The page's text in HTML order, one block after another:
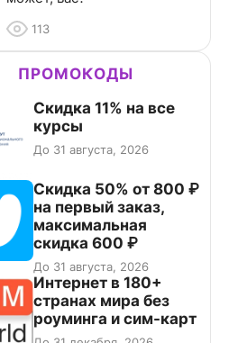
113
ПРОМОКОДЫ
Скидка 11% на все
курсы
До 31 августа, 2026
Скидка 50% от 800 ₽
на первый заказ,
максимальная
скидка 600 ₽
До 31 августа, 2026
Интернет в 180+
странах мира без
роуминга и сим-карт